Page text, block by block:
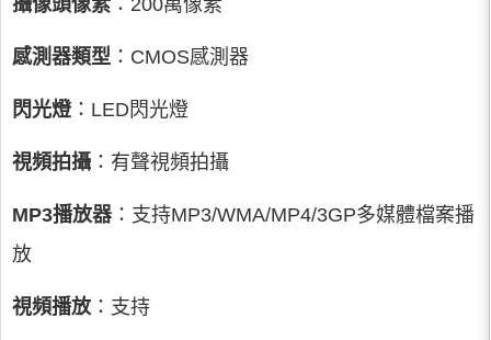
攝像頭像素 ：200萬像素
感測器類型 ：CMOS感測器
閃光燈：LED閃光燈
視頻拍攝 ：有聲視頻拍攝
MP3播放器 ：支持MP3/WMA/MP4/3GP多媒體檔案播
放
視頻播放：支持